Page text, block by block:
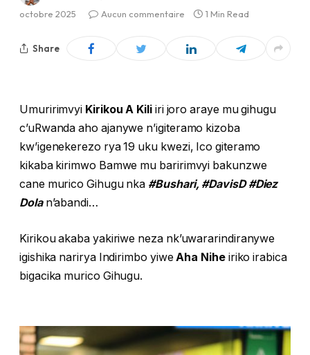
octobre 2025
Aucun commentaire 1 Min Read
Share
Umuririmvyi Kirikou A Kiliiri joro araye mu gihugu
c’uRwanda aho ajanywe n’igiteramo kizoba
kw’igenekerezo rya 19 uku kwezi, Ico giteramo
kikaba kirimwo Bamwe mu baririmvyi bakunzwe
cane murico Gihugu nka #Bushari, #DavisD #Diez
Dola n’abandi…
Kirikou akaba yakiriwe neza nk’uwararindiranywe
igishika narirya Indirimbo yiwe Aha Niheiriko irabica
bigacika murico Gihugu.